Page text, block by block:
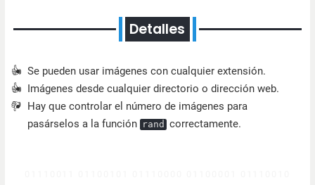
Detalles
Se pueden usar imágenes con cualquier extensión.
Imágenes desde cualquier directorio o dirección web.
Hay que controlar el número de imágenes para
pasárselos a la función rand correctamente.